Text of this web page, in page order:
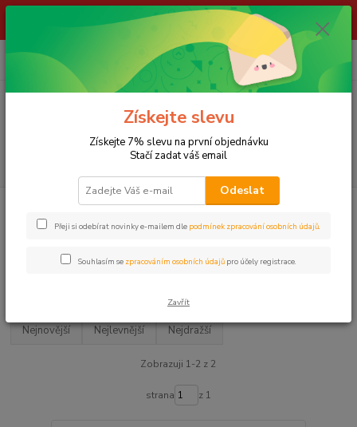
ŽIVÉ NÁSTRAHY !!! NEPOSÍLÁME !!! - ODBĚR POUZE NA NAŠÍ
za
LOV KAPRŮ Camping KŘESLA a STOLIČKY
PROLOGIC
Nejnovější Nejlevnější Nejdražší
Zobrazuji 1-2 z 2
strana z 1
Získejte slevu
Získejte 7% slevu na první objednávku
Stačí zadat váš email
Odeslat
Přeji si odebírat novinky e-mailem dle podmínek zpracování osobních údajů.
Souhlasím se zpracováním osobních údajů pro účely registrace.
Zavřít